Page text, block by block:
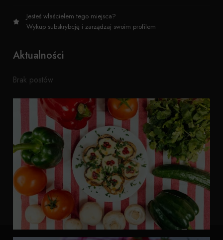
Jesteś właścielem tego miejsca?
Wykup subskrybcję i zarządzaj swoim profilem
Aktualności
Brak postów